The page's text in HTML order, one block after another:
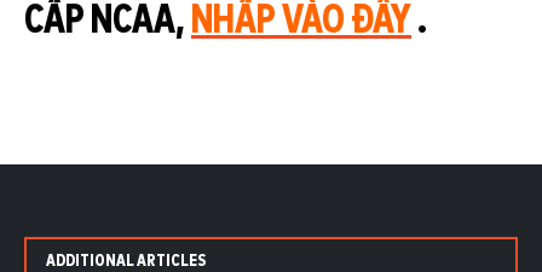
CẤP NCAA, NHẤP VÀO ĐÂY .
ADDITIONAL ARTICLES